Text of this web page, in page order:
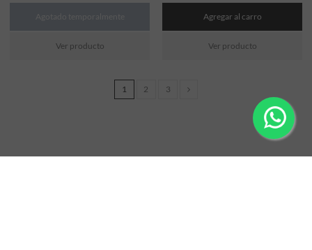
Agotado temporalmente
Ver producto
Agregar al carro
Ver producto
1 2 3